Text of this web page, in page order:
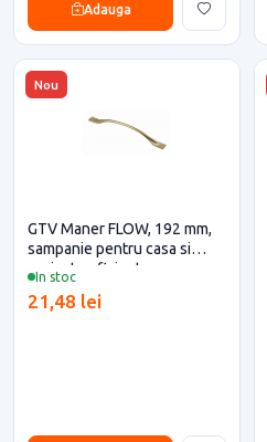
Adauga
Nou
In stoc
GTV Maner FLOW, 192 mm,
sampanie pentru casa si
proiecte eficiente
21,48 lei